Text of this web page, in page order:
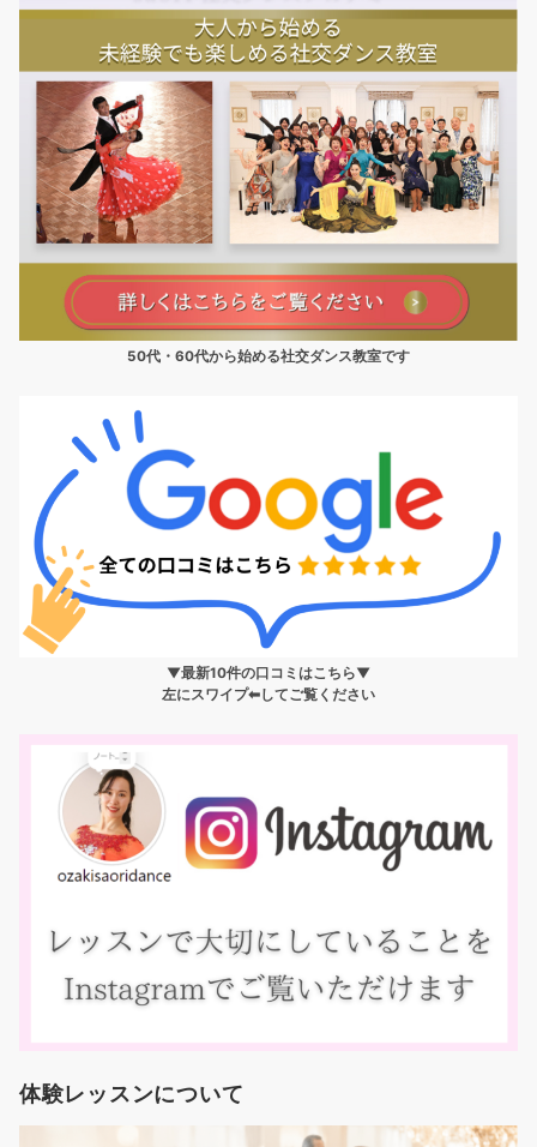
50代・60代から始める社交ダンス教室です
▼最新10件の口コミはこちら▼
左にスワイプ⬅︎してご覧ください
体験レッスンについて